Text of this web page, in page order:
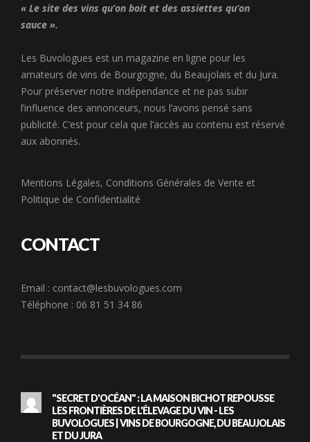
« Le site des vins qu’on boit et des assiettes qu’on
sauce ».
Les Buvologues est un magazine en ligne pour les
amateurs de vins de Bourgogne, du Beaujolais et du Jura.
Pour préserver notre indépendance et ne pas subir
l’influence des annonceurs, nous l’avons pensé sans
publicité. C’est pour cela que l’accès au contenu est réservé
aux abonnés.
Mentions Légales, Conditions Générales de Vente et
Politique de Confidentialité
CONTACT
Email : contact@lesbuvologues.com
Téléphone : 06 81 51 34 86
"SECRET D'OCÉAN" : LA MAISON BICHOT REPOUSSE
LES FRONTIÈRES DE L'ÉLEVAGE DU VIN - LES
BUVOLOGUES | VINS DE BOURGOGNE, DU BEAUJOLAIS
ET DU JURA